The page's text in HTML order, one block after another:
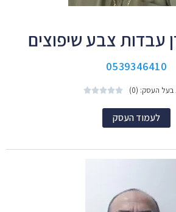
עבדות צבע שיפוצים
0539346410
בעל העסק: (0) 




לעמוד העסק